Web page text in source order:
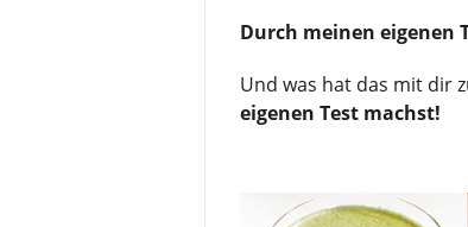
Durch meinen eigenen
Und was hat das mit dir
eigenen Test machst!